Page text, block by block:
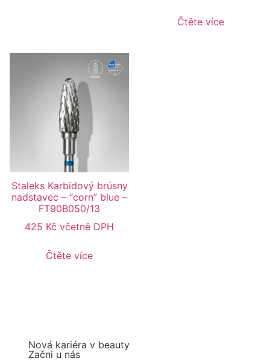
Čtěte více
Staleks Karbidový brúsny
nadstavec – “corn” blue –
FT90B050/13
425 Kč včetně DPH
Čtěte více
Nová kariéra v beauty
Začni u nás